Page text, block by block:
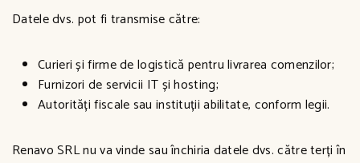
Datele dvs. pot fi transmise către:
Curieri și firme de logistică pentru livrarea comenzilor;
Furnizori de servicii IT și hosting;
Autorități fiscale sau instituții abilitate, conform legii.
Renavo SRL nu va vinde sau închiria datele dvs. către terți în